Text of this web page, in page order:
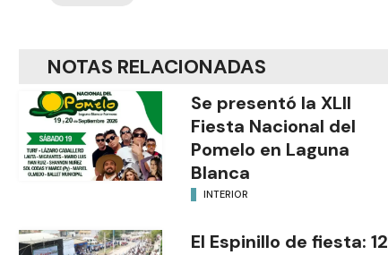
NOTAS RELACIONADAS
Se presentó la XLII
Fiesta Nacional del
Pomelo en Laguna
Blanca
INTERIOR
El Espinillo de fiesta: